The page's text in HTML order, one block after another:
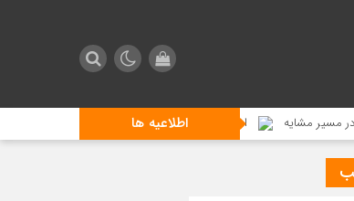
اطلاعیه ها
استقبال زائرین اربعین از مراسم تعزیه خوانی در موکب